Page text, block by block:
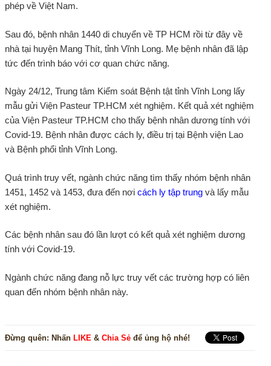
phép về Việt Nam.
Sau đó, bệnh nhân 1440 di chuyển về TP HCM rồi từ đây về
nhà tại huyện Mang Thít, tỉnh Vĩnh Long. Mẹ bệnh nhân đã lập
tức đến trình báo với cơ quan chức năng.
Ngày 24/12, Trung tâm Kiểm soát Bệnh tật tỉnh Vĩnh Long lấy
mẫu gửi Viện Pasteur TP.HCM xét nghiệm. Kết quả xét nghiệm
của Viện Pasteur TP.HCM cho thấy bệnh nhân dương tính với
Covid-19. Bệnh nhân được cách ly, điều trị tại Bệnh viện Lao
và Bệnh phổi tỉnh Vĩnh Long.
Quá trình truy vết, ngành chức năng tìm thấy nhóm bệnh nhân
1451, 1452 và 1453, đưa đến nơi cách ly tập trung và lấy mẫu
xét nghiệm.
Các bệnh nhân sau đó lần lượt có kết quả xét nghiệm dương
tính với Covid-19.
Ngành chức năng đang nỗ lực truy vết các trường hợp có liên
quan đến nhóm bệnh nhân này.
Đừng quên: Nhấn LIKE & Chia Sẻ để ủng hộ nhé!